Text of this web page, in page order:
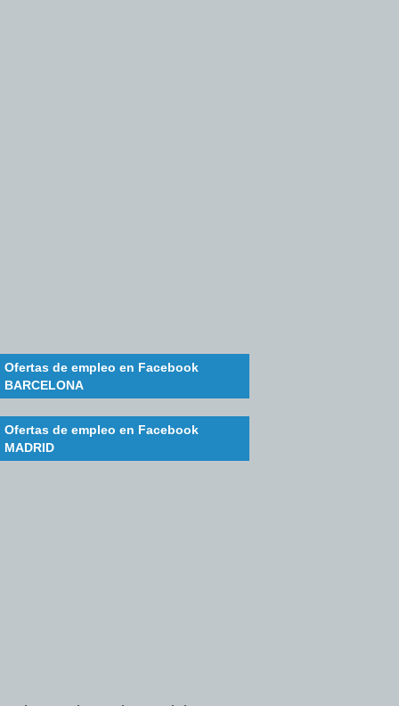
Ofertas de empleo en Facebook
BARCELONA
Ofertas de empleo en Facebook
MADRID